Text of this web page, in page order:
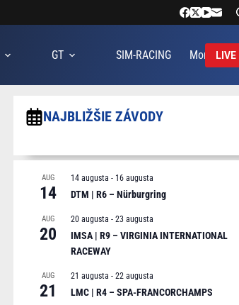
GT SIM-RACING More LIVE
NAJBLIŽŠIE ZÁVODY
AUG
14
14 augusta - 16 augusta
DTM | R6 – Nürburgring
AUG
20
20 augusta - 23 augusta
IMSA | R9 – VIRGINIA INTERNATIONAL
RACEWAY
AUG
21
21 augusta - 22 augusta
LMC | R4 – SPA-FRANCORCHAMPS